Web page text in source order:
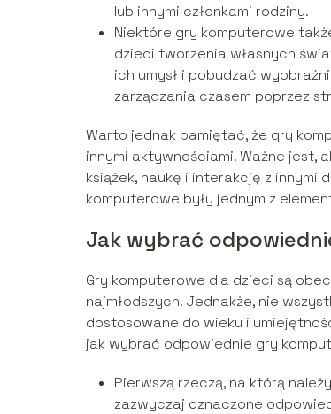
lub innymi członkami rodziny.
Niektóre gry komputerowe
dzieci tworzenia własnych
ich umysł i pobudzać
zarządzania czasem poprzez
Warto jednak pamiętać, że gry
innymi aktywnościami. Ważne jest,
książek, naukę i interakcję z innymi
komputerowe były jednym z
Jak wybrać
Gry komputerowe dla dzieci są
najmłodszych. Jednakże, nie
dostosowane do wieku i
jak wybrać odpowiednie gry
Pierwszą rzeczą, na którą
zazwyczaj oznaczone